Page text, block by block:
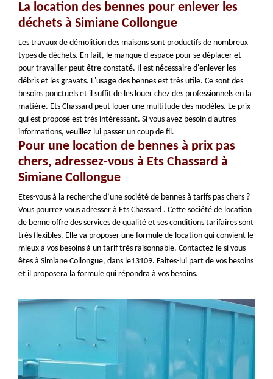
La location des bennes pour enlever les
déchets à Simiane Collongue
Les travaux de démolition des maisons sont productifs de nombreux
types de déchets. En fait, le manque d'espace pour se déplacer et
pour travailler peut être constaté. Il est nécessaire d'enlever les
débris et les gravats. L'usage des bennes est très utile. Ce sont des
besoins ponctuels et il suffit de les louer chez des professionnels en la
matière. Ets Chassard peut louer une multitude des modèles. Le prix
qui est proposé est très intéressant. Si vous avez besoin d'autres
informations, veuillez lui passer un coup de fil.
Pour une location de bennes à prix pas
chers, adressez-vous à Ets Chassard à
Simiane Collongue
Etes-vous à la recherche d’une société de bennes à tarifs pas chers ?
Vous pourrez vous adresser à Ets Chassard . Cette société de location
de benne offre des services de qualité et ses conditions tarifaires sont
très flexibles. Elle va proposer une formule de location qui convient le
mieux à vos besoins à un tarif très raisonnable. Contactez-le si vous
êtes à Simiane Collongue, dans le13109. Faites-lui part de vos besoins
et il proposera la formule qui répondra à vos besoins.